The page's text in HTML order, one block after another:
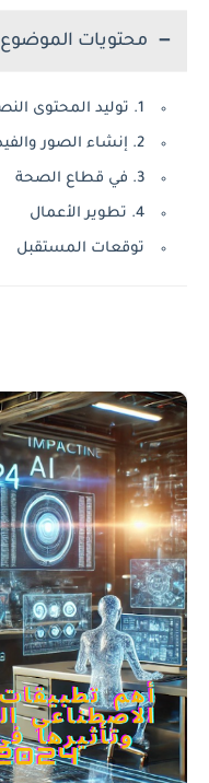
محتويات الموضوع
1. توليد المحتوى النصي
2. إنشاء الصور والفيديوهات
3. في قطاع الصحة
4. تطوير الأعمال
توقعات المستقبل